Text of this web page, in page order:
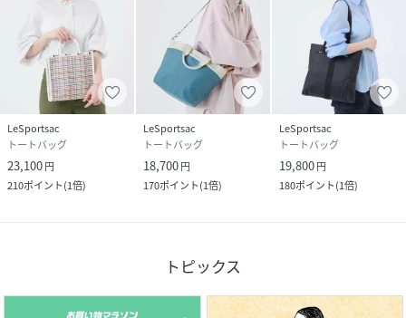
LeSportsac
トートバッグ
23,100円
210ポイント(1倍)
LeSportsac
トートバッグ
18,700円
170ポイント(1倍)
LeSportsac
トートバッグ
19,800円
180ポイント(1倍)
トピックス